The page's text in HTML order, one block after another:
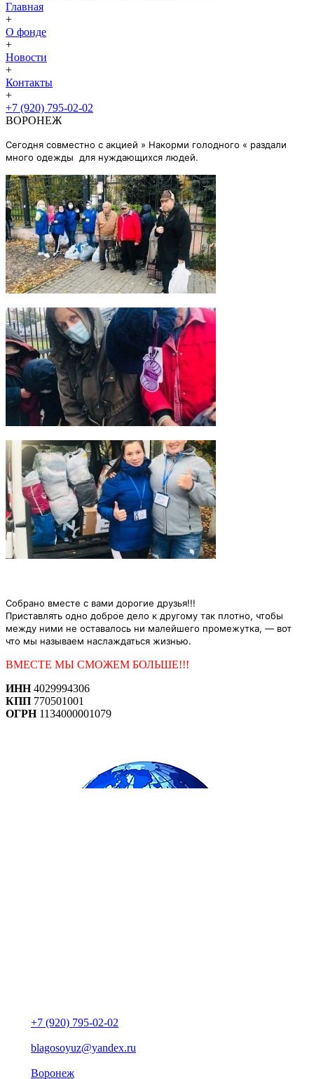
Главная
+
О фонде
+
Новости
+
Контакты
+
+7 (920) 795-02-02
ВОРОНЕЖ
Сегодня совместно с акцией » Накорми голодного « раздали
много одежды
для нуждающихся людей.
Собрано вместе с вами дорогие друзья!!!
Приставлять одно доброе дело к другому так плотно, чтобы
между ними не оставалось ни малейшего промежутка, — вот
что мы называем наслаждаться жизнью.
ВМЕСТЕ МЫ СМОЖЕМ БОЛЬШЕ!!!
ИНН4029994306
КПП 770501001
ОГРН1134000001079
+7 (920) 795-02-02
blagosoyuz@yandex.ru
Воронеж